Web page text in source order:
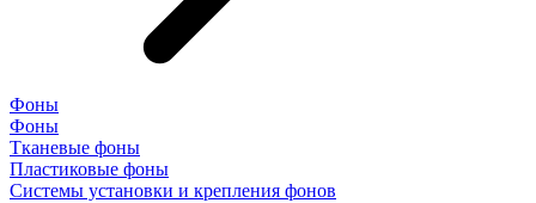
Фоны
Фоны
Тканевые фоны
Пластиковые фоны
Системы установки и крепления фонов